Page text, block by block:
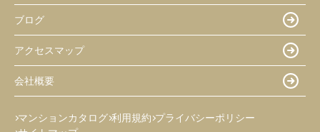
ブログ
アクセスマップ
会社概要
マンションカタログ 利用規約 プライバシーポリシー